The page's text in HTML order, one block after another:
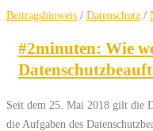
Beitragshinweis / Datenschutz /
#2minuten: Wie
Seit dem 25. Mai 2018 gilt die
die Aufgaben des